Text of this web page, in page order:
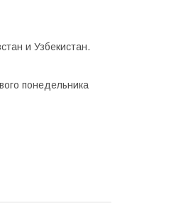
и Узбекистан.
понедельника